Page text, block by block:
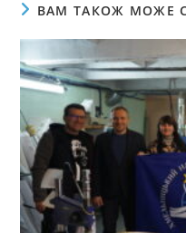
ВАМ ТАКОЖ МОЖЕ